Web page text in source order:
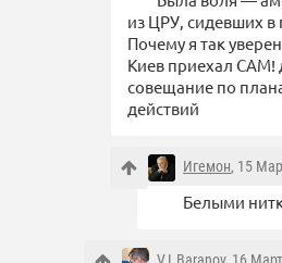
из ЦРУ, сидевших в
Почему я так
Киев приехал САМ!
совещание по
действий
Игемон, 15
Белыми